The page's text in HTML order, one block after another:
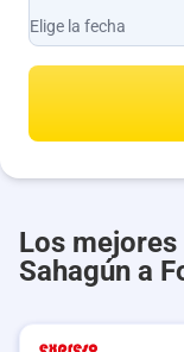
Los
Sahagún a